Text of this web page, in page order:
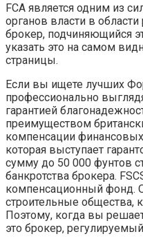
FCA является одним из
органов власти в
брокер, подчиняющийся
указать это на самом
страницы.
Если вы ищете лучших
профессионально
гарантией
преимуществом
компенсации финансовых
которая выступает
сумму до 50 000 фунтов
банкротства брокера.
компенсационный фонд.
строительные общества,
Поэтому, когда вы
это брокер,